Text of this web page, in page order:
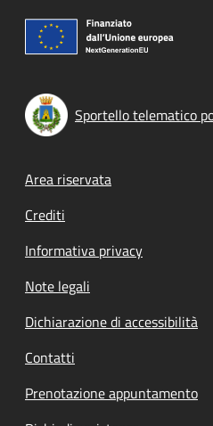
Sportello telematico
Footer menu
Area riservata
Crediti
Informativa privacy
Note legali
Dichiarazione di accessibilità
Contatti
Prenotazione appuntamento